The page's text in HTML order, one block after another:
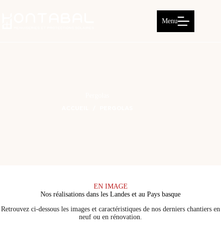
Menu
EN IMAGE
Nos réalisations dans les Landes et au Pays basque
Retrouvez ci-dessous les images et caractéristiques de nos derniers chantiers en
neuf ou en rénovation.